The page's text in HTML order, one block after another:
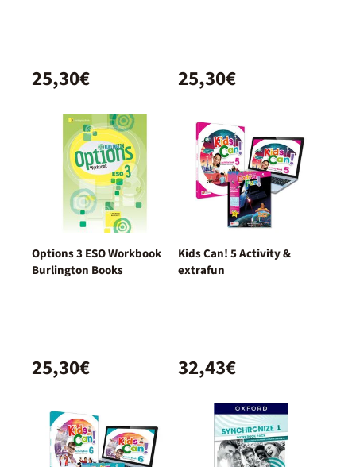
25,30€ 25,30€
Options 3 ESO Workbook
Burlington Books
25,30€
Kids Can! 5 Activity &
extrafun
32,43€